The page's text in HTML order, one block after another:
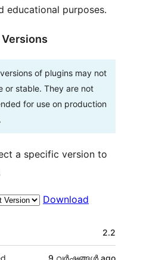
educational purposes.
of plugins may not
or stable. They are not
for use on production
a specific version to
Download
2.2
9 വര്‍ഷങ്ങള്‍ ago